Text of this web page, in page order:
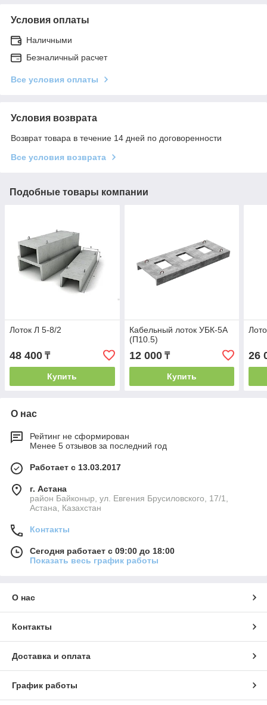
Условия оплаты
Наличными
Безналичный расчет
Все условия оплаты
Условия возврата
Возврат товара в течение 14 дней по договоренности
Все условия возврата
Подобные товары компании
Лоток Л 5-8/2
48 400 ₸
Купить
Кабельный лоток УБК-5А
(П10.5)
12 000₸
Купить
26
О нас
Рейтинг не сформирован
Менее 5 отзывов за последний год
Работает с 13.03.2017
г. Астана
район Байконыр, ул. Евгения Брусиловского, 17/1,
Астана, Казахстан
Контакты
Сегодня работает с 09:00 до 18:00
Показать весь график работы
О нас
Контакты
Доставка и оплата
График работы